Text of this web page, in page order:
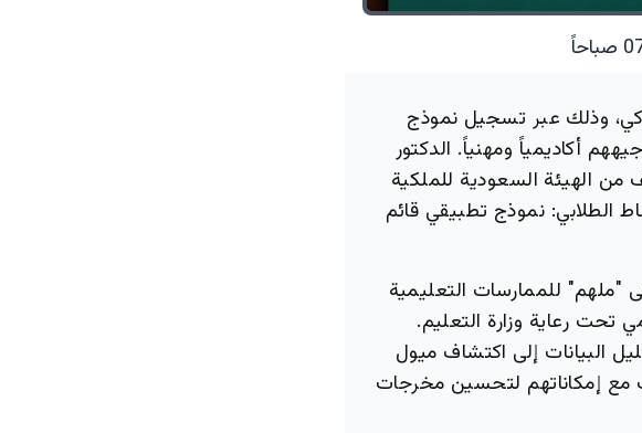
وذلك عبر تسجيل نموذج
أكاديمياً ومهنياً. الدكتور
الهيئة السعودية للملكية
الطلابي: نموذج تطبيقي قائم
"ملهم" للممارسات التعليمية
تحت رعاية وزارة التعليم.
البيانات إلى اكتشاف ميول
مع إمكاناتهم لتحسين مخرجات